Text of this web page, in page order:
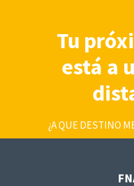
Tu
está a
¿A QUE DESTINO